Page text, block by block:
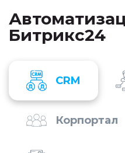
Битрикс24
CRM
Корпортал